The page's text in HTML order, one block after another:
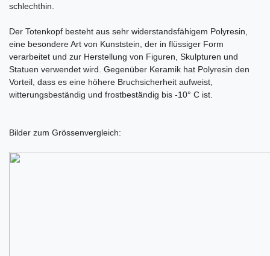
schlechthin.
Der Totenkopf besteht aus sehr widerstandsfähigem Polyresin,
eine besondere Art von Kunststein, der in flüssiger Form
verarbeitet und zur Herstellung von Figuren, Skulpturen und
Statuen verwendet wird. Gegenüber Keramik hat Polyresin den
Vorteil, dass es eine höhere Bruchsicherheit aufweist,
witterungsbeständig und frostbeständig bis -10° C ist.
Bilder zum Grössenvergleich: